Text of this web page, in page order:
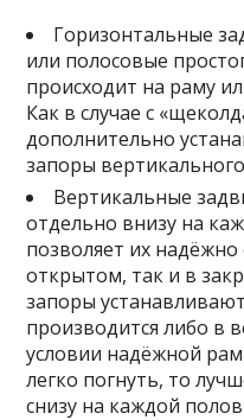
Горизонтальные
или полосовые
происходит на раму
Как в случае с
дополнительно
запоры
Вертикальные
отдельно внизу на
позволяет их
открытом, так и в
запоры
производится либо в
условии надёжной
легко погнуть, то
снизу на каждой